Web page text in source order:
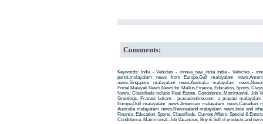
Comments:
Keywords: India - Vehicles - innova_new_india India - Vehicles -
portal,malayalam news from Europe,Gulf malayalam
news,Singapore malayalam news,Australia malayalam
Portal,Malayali News,News for Mallus,Finance, Education, Sports,
News. Classifieds include Real Estate, Condolence, Matrimonial, Job
Greetings. Pravasi Lokam - pravasionline.com- a pravasi
Europe,Gulf malayalam news,American malayalam news,Canadian
Australia malayalam news,Newzealand malayalam news,Inda and
Finance, Education, Sports, Classifieds, Current Affairs, Special &
Condolence, Matrimonial, Job Vacancies, Buy & Sell of products and